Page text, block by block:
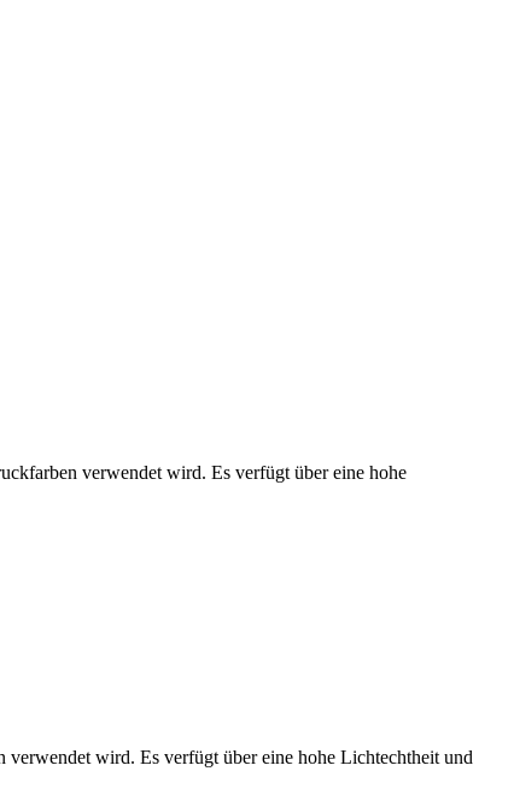
verwendet wird. Es verfügt über eine hohe
wird. Es verfügt über eine hohe Lichtechtheit und